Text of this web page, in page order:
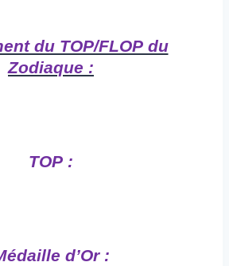
du TOP/FLOP du
Zodiaque :
TOP :
d’Or :